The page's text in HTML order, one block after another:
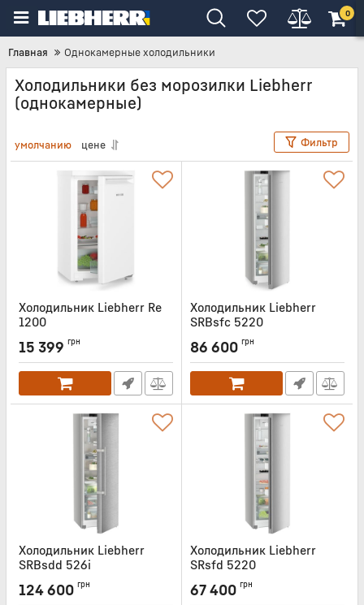
0
Главная Однокамерные холодильники
Холодильники без морозилки Liebherr
(однокамерные)
умолчанию цене Фильтр
Холодильник Liebherr Re
1200
RE1200
15 399 грн
Холодильник Liebherr
SRBsfc 5220
SRBSFC5220
86 600 грн
Холодильник Liebherr
SRBsdd 526i
SRBSDD526I
124 600 грн
Холодильник Liebherr
SRsfd 5220
SRSFD5220
67 400 грн